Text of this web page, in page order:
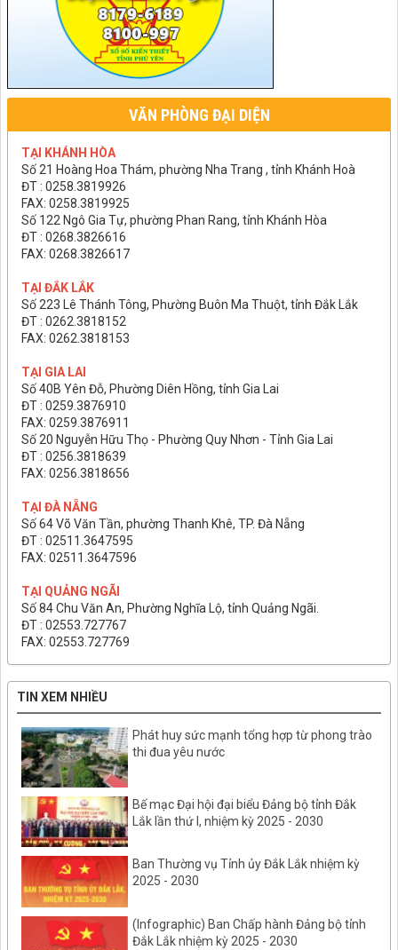
VĂN PHÒNG ĐẠI DIỆN
TẠI KHÁNH HÒA
Số 21 Hoàng Hoa Thám, phường Nha Trang , tỉnh Khánh Hoà
ĐT : 0258.3819926
FAX: 0258.3819925
Số 122 Ngô Gia Tự, phường Phan Rang, tỉnh Khánh Hòa
ĐT : 0268.3826616
FAX: 0268.3826617
TẠI ĐẮK LẮK
Số 223 Lê Thánh Tông, Phường Buôn Ma Thuột, tỉnh Đắk Lắk
ĐT : 0262.3818152
FAX: 0262.3818153
TẠI GIA LAI
Số 40B Yên Đỗ, Phường Diên Hồng, tỉnh Gia Lai
ĐT : 0259.3876910
FAX: 0259.3876911
Số 20 Nguyễn Hữu Thọ - Phường Quy Nhơn - Tỉnh Gia Lai
ĐT : 0256.3818639
FAX: 0256.3818656
TẠI ĐÀ NẴNG
Số 64 Võ Văn Tần, phường Thanh Khê, TP. Đà Nẵng
ĐT : 02511.3647595
FAX: 02511.3647596
TẠI QUẢNG NGÃI
Số 84 Chu Văn An, Phường Nghĩa Lộ, tỉnh Quảng Ngãi.
ĐT : 02553.727767
FAX: 02553.727769
TIN XEM NHIỀU
Phát huy sức mạnh tổng hợp từ phong trào
thi đua yêu nước
Bế mạc Đại hội đại biểu Đảng bộ tỉnh Đắk
Lắk lần thứ I, nhiệm kỳ 2025 - 2030
Ban Thường vụ Tỉnh ủy Đắk Lắk nhiệm kỳ
2025 - 2030
(Infographic) Ban Chấp hành Đảng bộ tỉnh
Đắk Lắk nhiệm kỳ 2025 - 2030